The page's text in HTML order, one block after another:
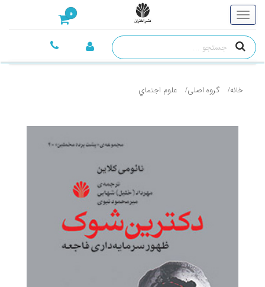
0
خانه گروه اصلی علوم اجتماي